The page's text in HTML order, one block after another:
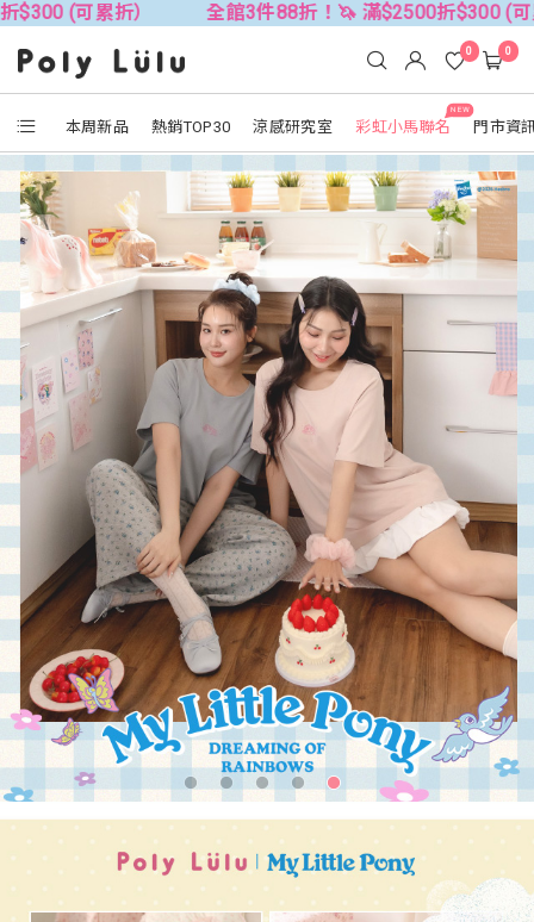
折） 全館3件88折！🦄 滿$2500折$300 (可累折）
本周新品 熱銷TOP30 涼感研究室
NEW
彩虹小馬聯名 門市資
0 0